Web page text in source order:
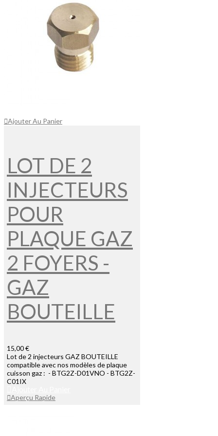
Ajouter Au Panier
LOT DE 2
INJECTEURS
POUR
PLAQUE GAZ
2 FOYERS -
GAZ
BOUTEILLE
15,00 €
Lot de 2 injecteurs GAZ BOUTEILLE
compatible avec nos modèles de plaque
cuisson gaz : - BTG2Z-D01VNO - BTG2Z-
C01IX
Aperçu Rapide